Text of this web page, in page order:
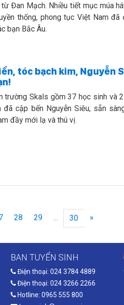
Đan Mạch. Nhiều tiết mục múa
thống, phong tục Việt Nam đã
bạn Bắc Âu.
tóc bạch kim, Nguyễn
trường Skals gồm 37 học sinh và
đã cập bến Nguyễn Siêu, sẵn
đầy mới lạ và thú vị.
28 29 ... 30 »
BAN TUYỂN SINH
Điện thoại: 024 3784 4889
Điện thoại: 024 3266 2266
Hotline: 0965 555 800